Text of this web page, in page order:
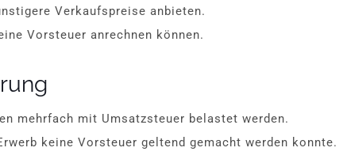
Verkaufspreise anbieten.
Vorsteuer anrechnen können.
mehrfach mit Umsatzsteuer belastet werden.
keine Vorsteuer geltend gemacht werden konnte.